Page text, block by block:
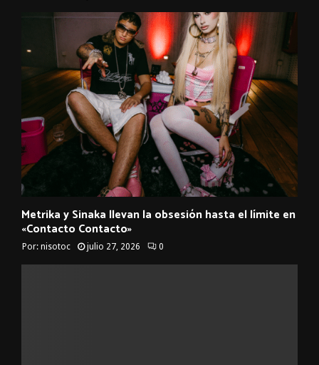
Metrika y Sinaka llevan la obsesión hasta el límite en
«Contacto Contacto»
Por: nisotoc julio 27, 2026 0